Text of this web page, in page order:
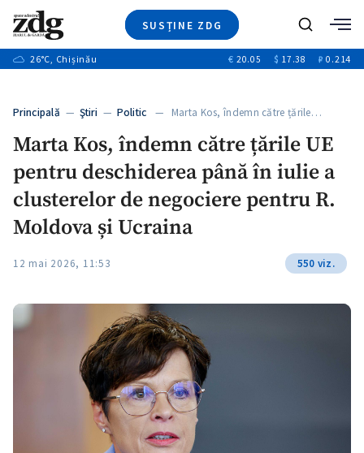
SUSȚINE ZDG
Ştiri
+13
Video
Special
Blog
ZdGust
Caută
26°C, Chișinău € 20.05 $ 17.38 ₽ 0.214
Principală — Ştiri — Politic — Marta Kos, îndemn către țările…
Marta Kos, îndemn către țările UE
pentru deschiderea până în iulie a
clusterelor de negociere pentru R.
Moldova și Ucraina
12 mai 2026, 11:53 550 viz.